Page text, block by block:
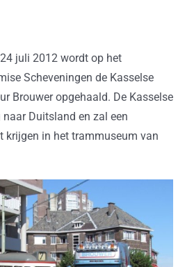
juli 2012 wordt op het
Scheveningen de Kasselse
Brouwer opgehaald. De Kasselse
Duitsland en zal een
krijgen in het trammuseum van